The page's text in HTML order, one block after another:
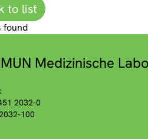
to list
found
Medizinische
2032-0
100